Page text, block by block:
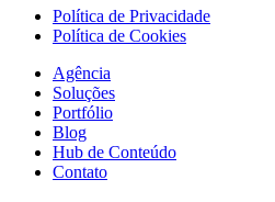
Política de Privacidade
Política de Cookies
Agência
Soluções
Portfólio
Blog
Hub de Conteúdo
Contato